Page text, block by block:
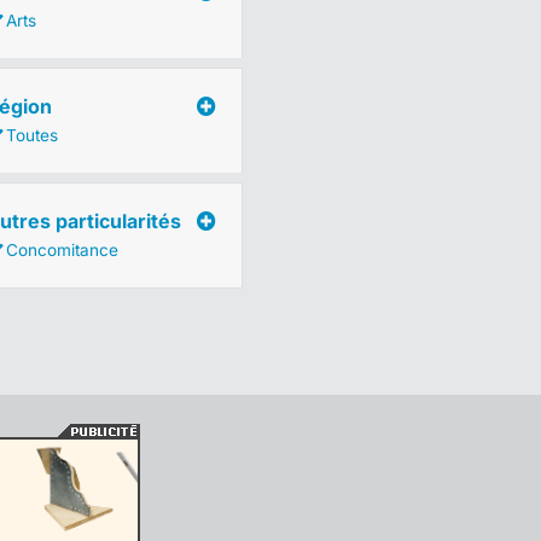
Arts
Toutes
particularités
Concomitance